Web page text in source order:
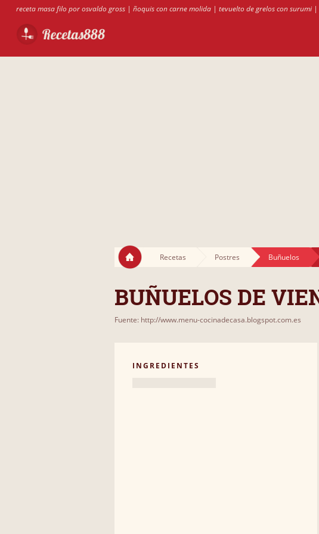
receta masa filo por osvaldo gross| ñoquis con carne molida| tevuelto de grelos con surumi|
Recetas Postres Buñuelos
BUÑUELOS DE
Fuente: http://www.menu-cocinadecasa.blogspot.com.es
INGREDIENTES